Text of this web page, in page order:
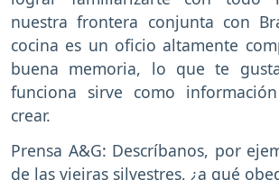
nuestra frontera conjunta con
cocina es un oficio altamente
buena memoria, lo que te
funciona sirve como
crear.
Prensa A&G: Descríbanos, por
de las vieiras silvestres, ¿a qué